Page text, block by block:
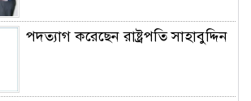
পদত্যাগ করেছেন রাষ্ট্রপতি সাহাবুদ্দিন